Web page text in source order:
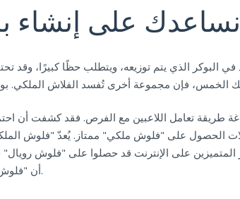
نساعدك على إنشاء
البوكر الذي يتم توزيعه، ويتطلب حظًا كبيرًا، وقد
الحصول على "فلوش ملكي" ممتاز. يُعدّ "فلوش
على الإنترنت قد حصلوا على "فلوش رويال" في
أن "فلوش رويال" أكثر شيوعًا في بعض ألعاب البوكر أو في بعض الكازينوهات.